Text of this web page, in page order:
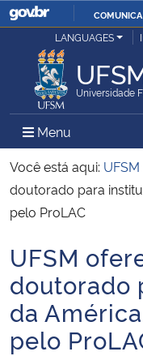
Ministério da Justiça e
Ministério da Defesa
Ministério das Relações
Ministério da Economia
Ministério da Infraestrutura
Ministério da Agricultura,
Ministério da Educação
LANGUAGES
Universidade
Menu Menu
Você está aqui: UFSM
doutorado para
pelo ProLAC
Início do conteúdo
UFSM
doutorado
da
pelo